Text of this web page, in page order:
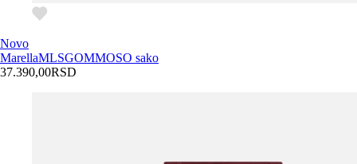
Novo
MarellaMLSGOMMOSO sako
37.390,00RSD